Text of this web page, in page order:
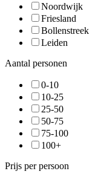
Noordwijk
Friesland
Bollenstreek
Leiden
Aantal personen
0-10
10-25
25-50
50-75
75-100
100+
Prijs per persoon